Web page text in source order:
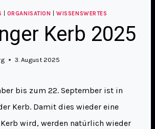
ORGANISATION |WISSENSWERTES
Kerb 2025
3. August 2025
bis zum 22. September ist in
Kerb. Damit dies wieder eine
wird, werden natürlich wieder